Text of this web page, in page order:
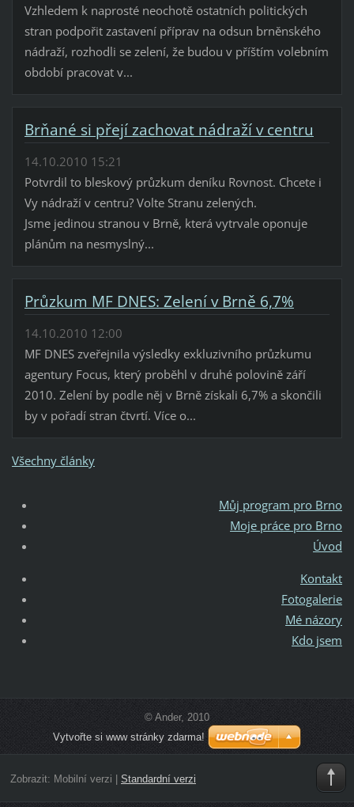
Vzhledem k naprosté neochotě ostatních politických
stran podpořit zastavení příprav na odsun brněnského
nádraží, rozhodli se zelení, že budou v příštím volebním
období pracovat v...
Brňané si přejí zachovat nádraží v centru
14.10.2010 15:21
Potvrdil to bleskový průzkum deníku Rovnost. Chcete i
Vy nádraží v centru? Volte Stranu zelených.
Jsme jedinou stranou v Brně, která vytrvale oponuje
plánům na nesmyslný...
Průzkum MF DNES: Zelení v Brně 6,7%
14.10.2010 12:00
MF DNES zveřejnila výsledky exkluzivního průzkumu
agentury Focus, který proběhl v druhé polovině září
2010. Zelení by podle něj v Brně získali 6,7% a skončili
by v pořadí stran čtvrtí. Více o...
Všechny články
Můj program pro Brno
Moje práce pro Brno
Úvod
Kontakt
Fotogalerie
Mé názory
Kdo jsem
© Ander, 2010
Vytvořte si www stránky zdarma!
Zobrazit: Mobilní verzi | Standardní verzi